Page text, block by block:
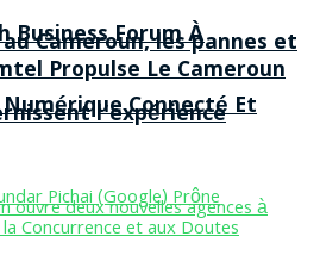
Cameroun, les pannes et
l’expérience
Business Forum À
Propulse Le Cameroun
Connecté Et